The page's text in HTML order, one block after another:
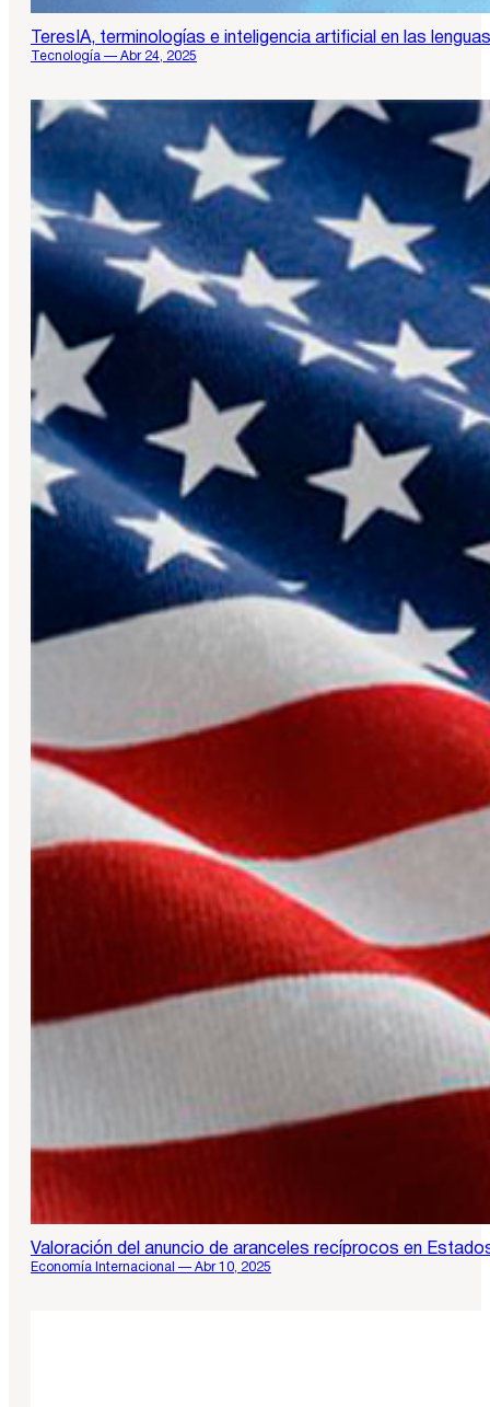
TeresIA, terminologías e inteligencia artificial en las
Tecnología — Abr 24, 2025
Valoración del anuncio de aranceles recíprocos en
Economía Internacional — Abr 10, 2025